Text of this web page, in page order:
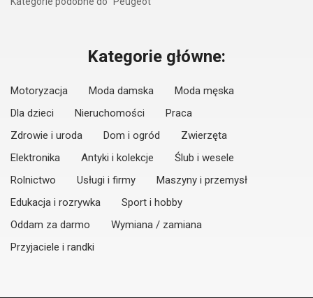
Kategorie główne:
Motoryzacja Moda damska
Moda męska
Dla dzieci
Nieruchomości
Praca
Zdrowie i uroda
Dom i ogród
Zwierzęta
Elektronika
Antyki i kolekcje
Ślub i wesele
Rolnictwo
Usługi i firmy
Maszyny i przemysł
Edukacja i rozrywka
Sport i hobby
Oddam za darmo
Wymiana / zamiana
Przyjaciele i randki